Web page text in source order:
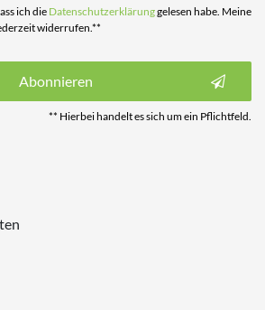
ich die Daten­schutz­erklärunggelesen habe. Meine
widerrufen.**
Abonnieren
** Hierbei handelt es sich um ein Pflichtfeld.